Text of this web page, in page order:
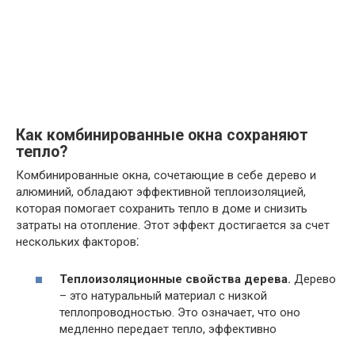
Как комбинированные окна сохраняют
тепло?
Комбинированные окна, сочетающие в себе дерево и
алюминий, обладают эффективной теплоизоляцией,
которая помогает сохранить тепло в доме и снизить
затраты на отопление. Этот эффект достигается за счет
нескольких факторов⁚
Теплоизоляционные свойства дерева. Дерево
– это натуральный материал с низкой
теплопроводностью. Это означает, что оно
медленно передает тепло, эффективно